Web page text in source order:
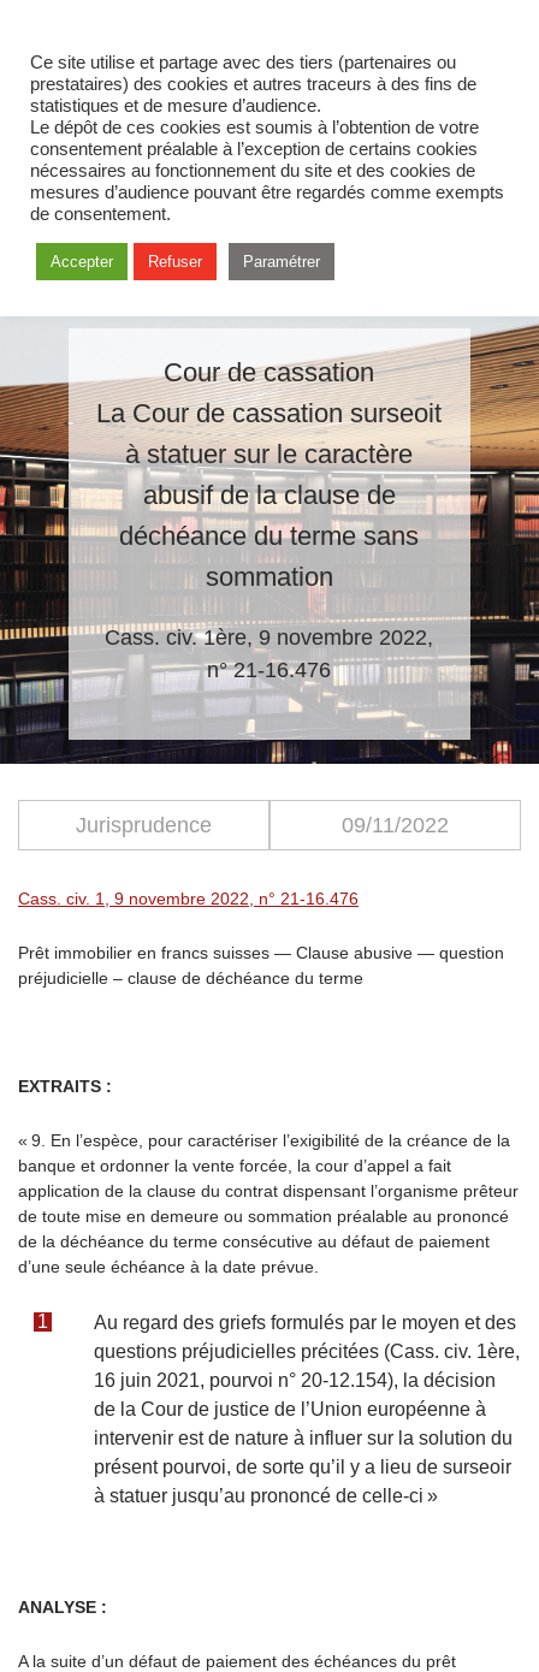
Cour de cassation
La Cour de cassation surseoit
à statuer sur le caractère
abusif de la clause de
déchéance du terme sans
sommation
Cass. civ. 1ère, 9 novembre 2022,
n° 21-16.476
Jurisprudence 09/11/2022
Cass. civ. 1, 9 novembre 2022, n° 21-16.476
Prêt immobilier en francs suisses — Clause abusive — question
préjudicielle – clause de déchéance du terme
EXTRAITS :
« 9. En l’espèce, pour caractériser l’exigibilité de la créance de la
banque et ordonner la vente forcée, la cour d’appel a fait
application de la clause du contrat dispensant l’organisme prêteur
de toute mise en demeure ou sommation préalable au prononcé
de la déchéance du terme consécutive au défaut de paiement
d’une seule échéance à la date prévue.
Au regard des griefs formulés par le moyen et des
questions préjudicielles précitées (Cass. civ. 1ère,
16 juin 2021, pourvoi n° 20-12.154), la décision
de la Cour de justice de l’Union européenne à
intervenir est de nature à influer sur la solution du
présent pourvoi, de sorte qu’il y a lieu de surseoir
à statuer jusqu’au prononcé de celle-ci »
ANALYSE :
A la suite d’un défaut de paiement des échéances du prêt
Ce site utilise et partage avec des tiers (partenaires ou
prestataires) des cookies et autres traceurs à des fins de
statistiques et de mesure d’audience.
Le dépôt de ces cookies est soumis à l’obtention de votre
consentement préalable à l’exception de certains cookies
nécessaires au fonctionnement du site et des cookies de
mesures d’audience pouvant être regardés comme exempts
de consentement.
Accepter Refuser Paramétrer